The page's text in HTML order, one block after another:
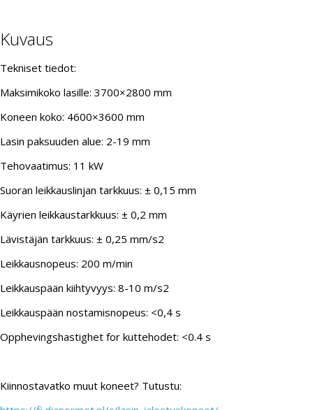
Kuvaus
Tekniset tiedot:
Maksimikoko lasille: 3700×2800 mm
Koneen koko: 4600×3600 mm
Lasin paksuuden alue: 2-19 mm
Tehovaatimus: 11 kW
Suoran leikkauslinjan tarkkuus: ± 0,15 mm
Käyrien leikkaustarkkuus: ± 0,2 mm
Lävistäjän tarkkuus: ± 0,25 mm/s2
Leikkausnopeus: 200 m/min
Leikkauspään kiihtyvyys: 8-10 m/s2
Leikkauspään nostamisnopeus: <0,4 s
Opphevingshastighet for kuttehodet: <0.4 s
Kiinnostavatko muut koneet? Tutustu: